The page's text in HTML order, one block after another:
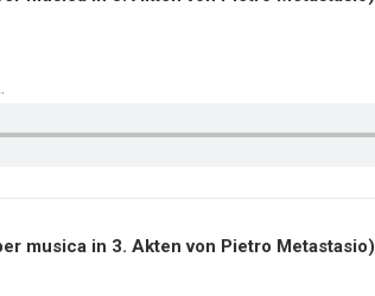
musica in 3. Akten von Pietro Metastasio)